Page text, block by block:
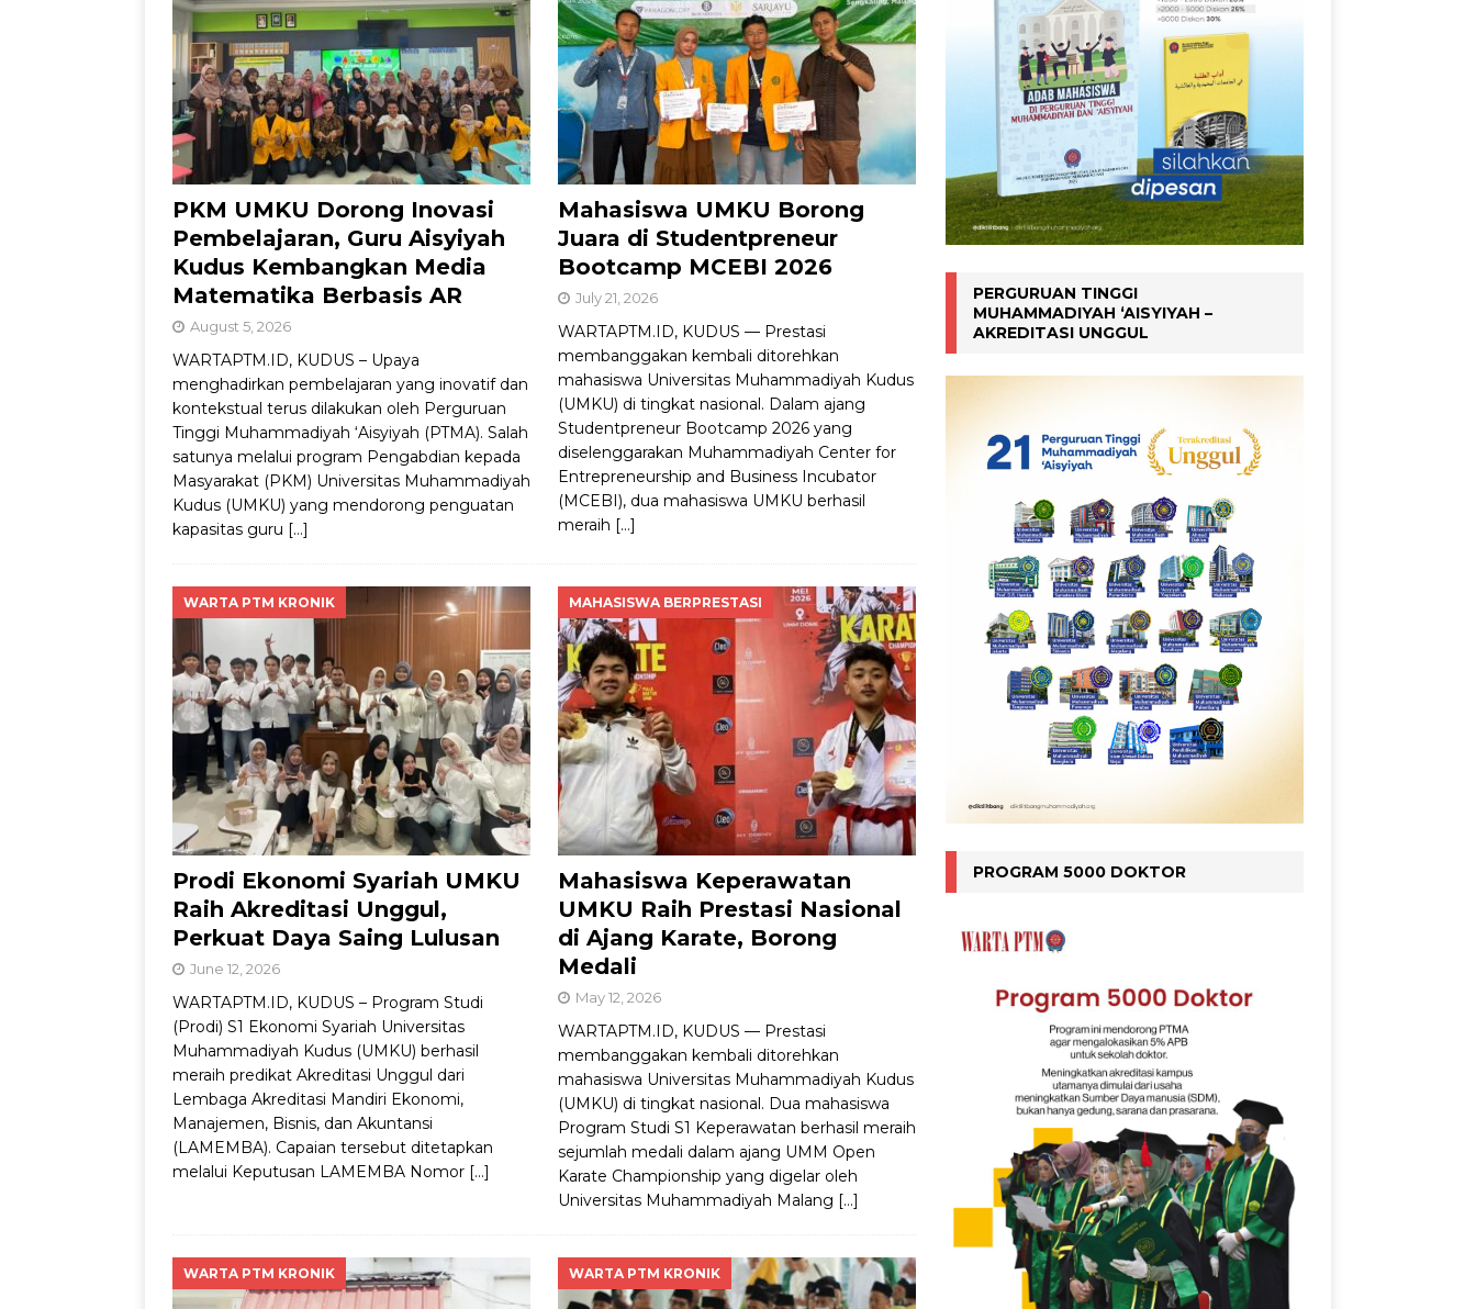
Jadul dengan Sentuhan Gen Z MAHASISWA BERPRESTASI
PKM UMKU Dorong Inovasi
Pembelajaran, Guru Aisyiyah
Kudus Kembangkan Media
Matematika Berbasis AR
August 5, 2026
WARTAPTM.ID, KUDUS – Upaya
menghadirkan pembelajaran yang inovatif dan
kontekstual terus dilakukan oleh Perguruan
Tinggi Muhammadiyah ‘Aisyiyah (PTMA). Salah
satunya melalui program Pengabdian kepada
Masyarakat (PKM) Universitas Muhammadiyah
Kudus (UMKU) yang mendorong penguatan
kapasitas guru […]
Mahasiswa UMKU Borong
Juara di Studentpreneur
Bootcamp MCEBI 2026
July 21, 2026
WARTAPTM.ID, KUDUS — Prestasi
membanggakan kembali ditorehkan
mahasiswa Universitas Muhammadiyah Kudus
(UMKU) di tingkat nasional. Dalam ajang
Studentpreneur Bootcamp 2026 yang
diselenggarakan Muhammadiyah Center for
Entrepreneurship and Business Incubator
(MCEBI), dua mahasiswa UMKU berhasil
meraih […]
WARTA PTM KRONIK
Prodi Ekonomi Syariah UMKU
Raih Akreditasi Unggul,
Perkuat Daya Saing Lulusan
June 12, 2026
WARTAPTM.ID, KUDUS – Program Studi
(Prodi) S1 Ekonomi Syariah Universitas
Muhammadiyah Kudus (UMKU) berhasil
meraih predikat Akreditasi Unggul dari
Lembaga Akreditasi Mandiri Ekonomi,
Manajemen, Bisnis, dan Akuntansi
(LAMEMBA). Capaian tersebut ditetapkan
melalui Keputusan LAMEMBA Nomor […]
MAHASISWA BERPRESTASI
Mahasiswa Keperawatan
UMKU Raih Prestasi Nasional
di Ajang Karate, Borong
Medali
May 12, 2026
WARTAPTM.ID, KUDUS — Prestasi
membanggakan kembali ditorehkan
mahasiswa Universitas Muhammadiyah Kudus
(UMKU) di tingkat nasional. Dua mahasiswa
Program Studi S1 Keperawatan berhasil meraih
sejumlah medali dalam ajang UMM Open
Karate Championship yang digelar oleh
Universitas Muhammadiyah Malang […]
WARTA PTM KRONIK WARTA PTM KRONIK
PERGURUAN TINGGI
MUHAMMADIYAH ‘AISYIYAH –
AKREDITASI UNGGUL
PROGRAM 5000 DOKTOR